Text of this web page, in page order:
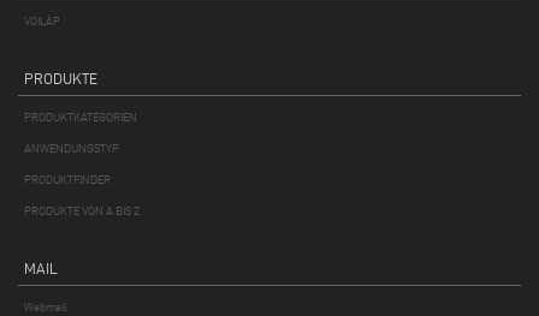
VOILÀP
PRODUKTE
PRODUKTKATEGORIEN
ANWENDUNGSTYP
PRODUKTFINDER
PRODUKTE VON A BIS Z
MAIL
Webmail